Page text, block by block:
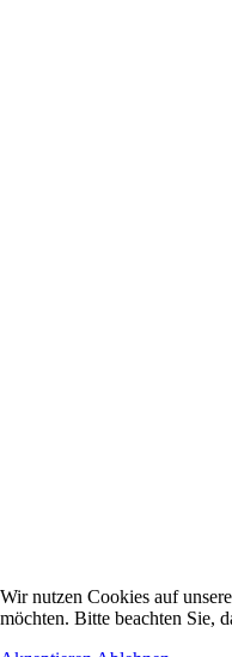
Wir nutzen Cookies auf
möchten. Bitte beachten Sie,